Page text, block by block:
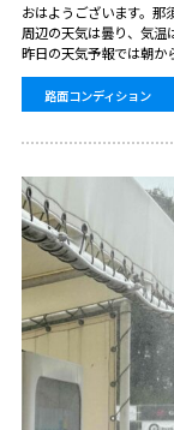
おはようございます。那
周辺の天気は曇り、気
昨日の天気予報では朝か
ではいつ降ってもおかし
印象です。 …
路面コンディション